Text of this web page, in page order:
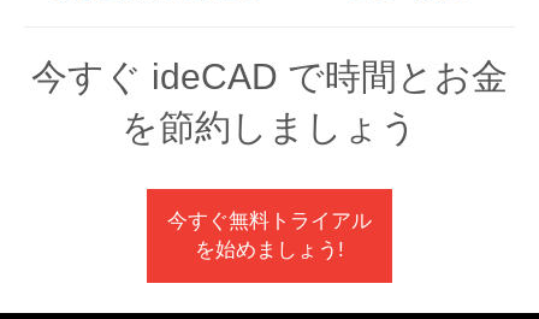
今すぐ ideCAD で時間とお金
を節約しましょう
今すぐ無料トライアル
を始めましょう!